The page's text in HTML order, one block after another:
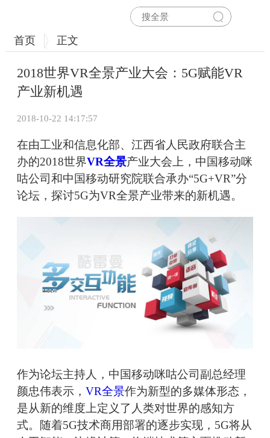
首页 正文
2018世界VR全景产业大会：5G赋能VR
产业新机遇
2018-10-22 14:17:57
在由工业和信息化部、江西省人民政府联合主
办的2018世界VR全景产业大会上，中国移动咪
咕公司和中国移动研究院联合承办“5G+VR”分
论坛，探讨5G为VR全景产业带来的新机遇。
作为论坛主持人，中国移动咪咕公司副总经理
颜忠伟表示， VR全景作为新型的多媒体形态，
是从新的维度上定义了人类对世界的感知方
式。随着5G技术商用部署的逐步实现，5G将从